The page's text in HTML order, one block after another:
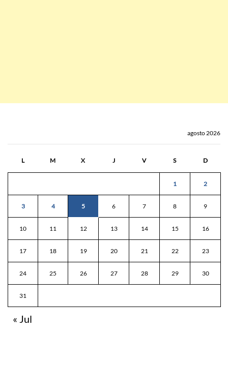
agosto 2026
L M X J V S D
1 2
3 4 5 6 7 8 9
10 11 12 13 14 15 16
17 18 19 20 21 22 23
24 25 26 27 28 29 30
31
« Jul